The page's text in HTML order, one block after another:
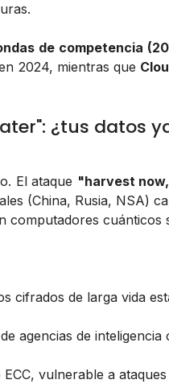
de competencia
2024, mientras que
¿tus datos
El ataque "harvest
(China, Rusia, NSA)
computadores cuánticos
cifrados de larga vida
agencias de inteligencia
vulnerable a